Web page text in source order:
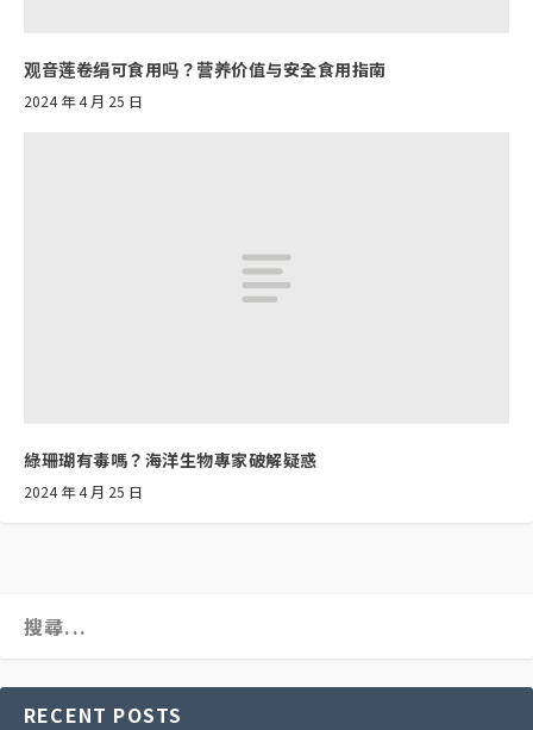
观音莲卷绢可食用吗？营养价值与安全食用指南
2024 年 4 月 25 日
綠珊瑚有毒嗎？海洋生物專家破解疑惑
2024 年 4 月 25 日
RECENT POSTS